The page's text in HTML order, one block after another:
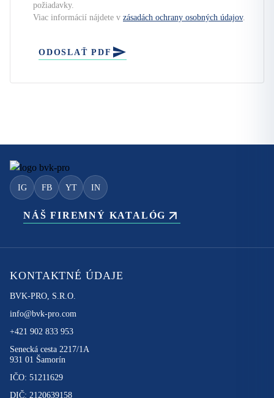
požiadavky.
Viac informácií nájdete v zásadách ochrany osobných údajov.
ODOSLAŤ PDF
IG FB YT IN
NÁŠ FIREMNÝ KATALÓG
KONTAKTNÉ ÚDAJE
BVK-PRO, S.R.O.
info@bvk-pro.com
+421 902 833 953
Senecká cesta 2217/1A
931 01 Šamorín
IČO: 51211629
DIČ: 2120639158